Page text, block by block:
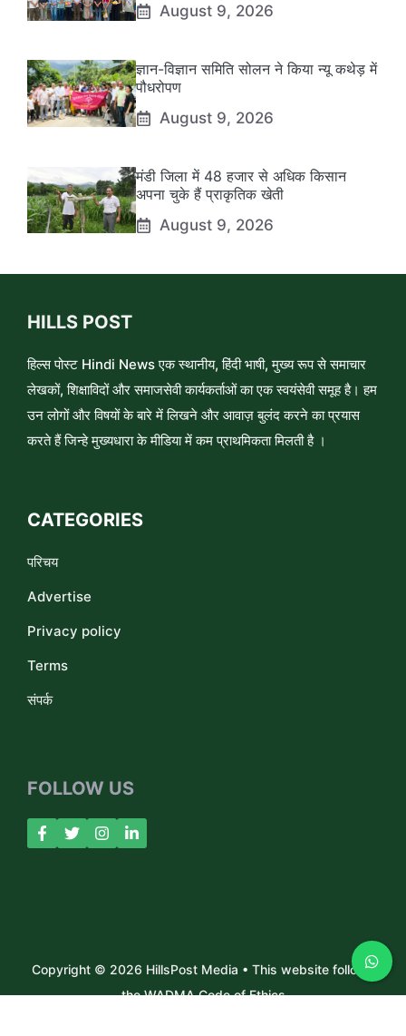
August 9, 2026
ज्ञान-विज्ञान समिति सोलन ने किया न्यू कथेड़ में
पौधरोपण
August 9, 2026
मंडी जिला में 48 हजार से अधिक किसान
अपना चुके हैं प्राकृतिक खेती
August 9, 2026
HILLS POST
हिल्स पोस्ट Hindi News एक स्थानीय, हिंदी भाषी, मुख्य रूप से समाचार
लेखकों, शिक्षाविदों और समाजसेवी कार्यकर्ताओं का एक स्वयंसेवी समूह है। हम
उन लोगों और विषयों के बारे में लिखने और आवाज़ बुलंद करने का प्रयास
करते हैं जिन्हे मुख्यधारा के मीडिया में कम प्राथमिकता मिलती है ।
CATEGORIES
परिचय
Advertise
Privacy policy
Terms
संपर्क
FOLLOW US
Copyright © 2026 HillsPost Media • This website follows
the WADMA Code of Ethics